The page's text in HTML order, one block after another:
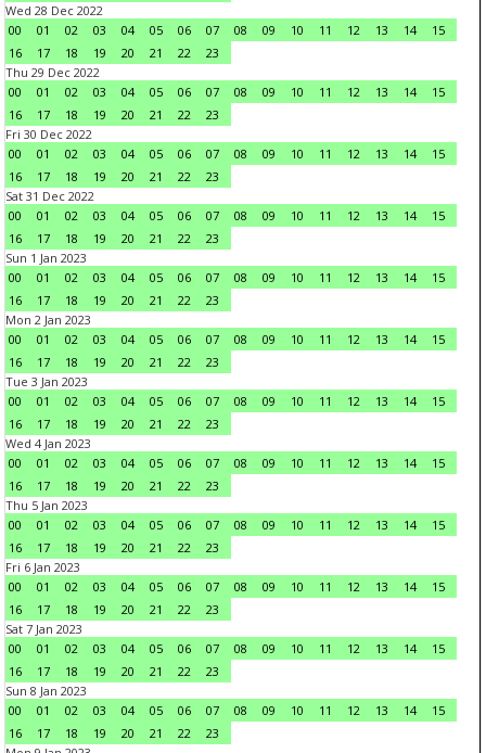
Wed 28 Dec 2022
00
01 02 03 04 05 06 07 08 09 10 11 12 13 14
15
16
17 18 19 20 21 22
23
Thu 29 Dec 2022
00
01 02 03 04 05 06 07 08 09 10 11 12 13 14
15
16
17 18 19 20 21 22
23
Fri 30 Dec 2022
00
01 02 03 04 05 06 07 08 09 10 11 12 13 14
15
16
17 18 19 20 21 22
23
Sat 31 Dec 2022
00
01 02 03 04 05 06 07 08 09 10 11 12 13 14
15
16
17 18 19 20 21 22
23
Sun 1 Jan 2023
00
01 02 03 04 05 06 07 08 09 10 11 12 13 14
15
16
17 18 19 20 21 22
23
Mon 2 Jan 2023
00
01 02 03 04 05 06 07 08 09 10 11 12 13 14
15
16
17 18 19 20 21 22
23
Tue 3 Jan 2023
00
01 02 03 04 05 06 07 08 09 10 11 12 13 14
15
16
17 18 19 20 21 22
23
Wed 4 Jan 2023
00
01 02 03 04 05 06 07 08 09 10 11 12 13 14
15
16
17 18 19 20 21 22
23
Thu 5 Jan 2023
00
01 02 03 04 05 06 07 08 09 10 11 12 13 14
15
16
17 18 19 20 21 22
23
Fri 6 Jan 2023
00
01 02 03 04 05 06 07 08 09 10 11 12 13 14
15
16
17 18 19 20 21 22
23
Sat 7 Jan 2023
00
01 02 03 04 05 06 07 08 09 10 11 12 13 14
15
16
17 18 19 20 21 22
23
Sun 8 Jan 2023
00
01 02 03 04 05 06 07 08 09 10 11 12 13 14
15
16
17 18 19 20 21 22
23